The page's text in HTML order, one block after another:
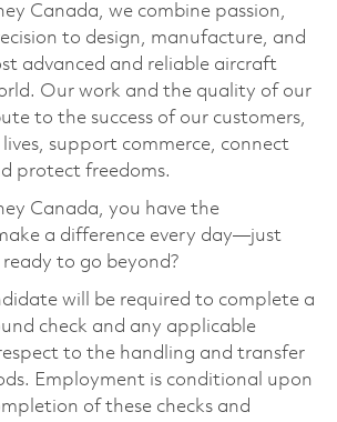
Canada, we combine passion,
to design, manufacture, and
advanced and reliable aircraft
Our work and the quality of our
to the success of our customers,
support commerce, connect
protect freedoms.
Canada, you have the
a difference every day—just
ready to go beyond?
will be required to complete a
check and any applicable
to the handling and transfer
Employment is conditional upon
of these checks and